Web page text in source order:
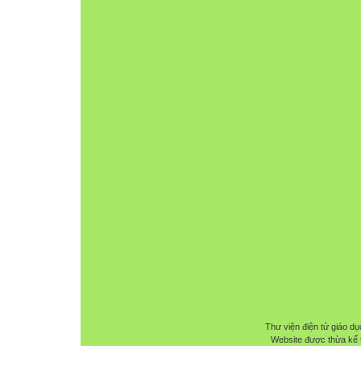
Thư viện điện tử giáo
Website được thừa